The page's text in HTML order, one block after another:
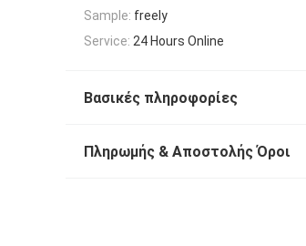
Sample: freely
Service: 24 Hours Online
Βασικές πληροφορίες
Πληρωμής & Αποστολής Όροι